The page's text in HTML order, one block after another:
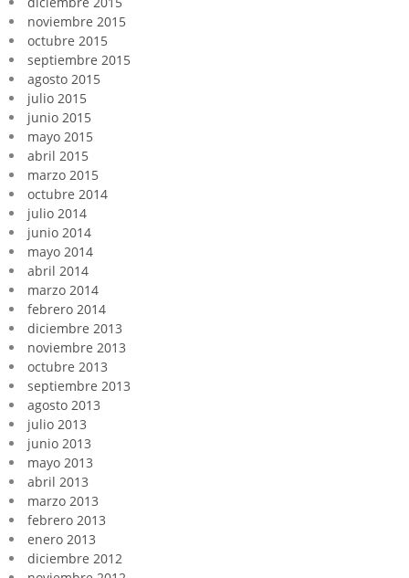
noviembre 2015
octubre 2015
septiembre 2015
agosto 2015
julio 2015
junio 2015
mayo 2015
abril 2015
marzo 2015
octubre 2014
julio 2014
junio 2014
mayo 2014
abril 2014
marzo 2014
febrero 2014
diciembre 2013
noviembre 2013
octubre 2013
septiembre 2013
agosto 2013
julio 2013
junio 2013
mayo 2013
abril 2013
marzo 2013
febrero 2013
enero 2013
diciembre 2012